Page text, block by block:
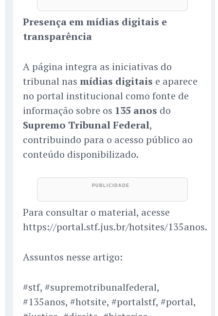
Presença em mídias digitais e
transparência
A página integra as iniciativas do
tribunal nas mídias digitais e aparece
no portal institucional como fonte de
informação sobre os 135 anos do
Supremo Tribunal Federal,
contribuindo para o acesso público ao
conteúdo disponibilizado.
Para consultar o material, acesse
https://portal.stf.jus.br/hotsites/135anos.
Assuntos nesse artigo:
#stf, #supremotribunalfederal,
#135anos, #hotsite, #portalstf, #portal,